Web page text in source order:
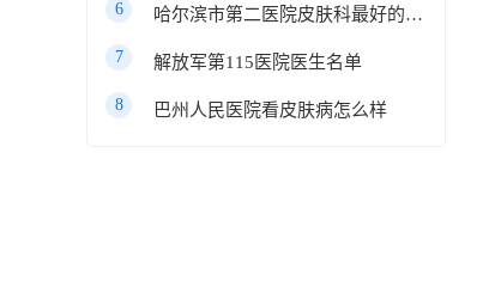
6 哈尔滨市第二医院皮肤科最好的医生
7 解放军第115医院医生名单
8 巴州人民医院看皮肤病怎么样